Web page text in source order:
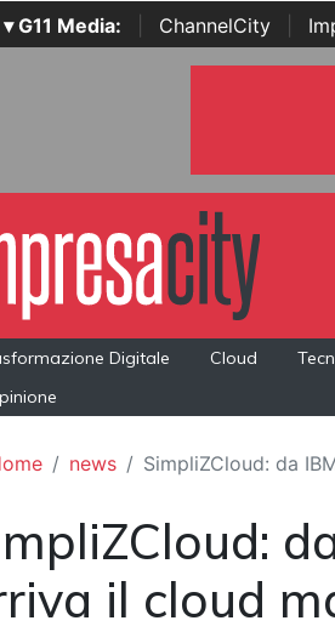
▾ G11 Media: ChannelCity
Digitale Cloud
news SimpliZCloud: da
il cloud